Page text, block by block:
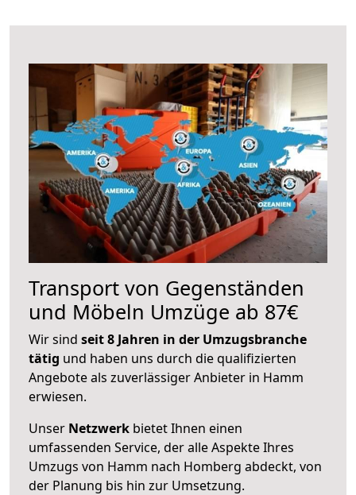
Transport von Gegenständen
und Möbeln Umzüge ab 87€
Wir sind seit 8 Jahren in der Umzugsbranche
tätig und haben uns durch die qualifizierten
Angebote als zuverlässiger Anbieter in Hamm
erwiesen.
Unser Netzwerk bietet Ihnen einen
umfassenden Service, der alle Aspekte Ihres
Umzugs von Hamm nach Homberg abdeckt, von
der Planung bis hin zur Umsetzung.